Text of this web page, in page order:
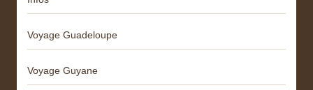
Voyage Guadeloupe
Voyage Guyane